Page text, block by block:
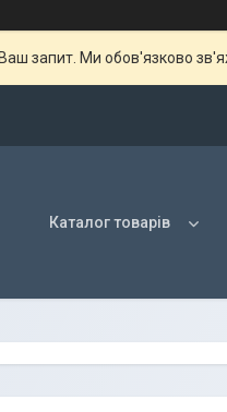
запит. Ми обов'язково
Каталог товарів